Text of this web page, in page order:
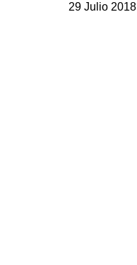
29 Julio 2018